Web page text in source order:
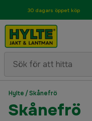
30 dagars öppet köp
Hylte /Skånefrö
Skånefrö